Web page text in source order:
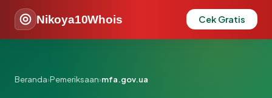
Nikoya10Whois Cek Gratis
Beranda›Pemeriksaan›mfa.gov.ua